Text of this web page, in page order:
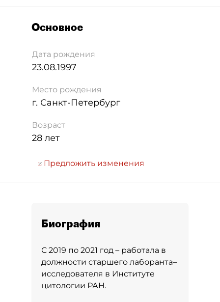
Основное
Дата рождения
23.08.1997
Место рождения
г. Санкт-Петербург
Возраст
28 лет
Предложить изменения
Биография
С 2019 по 2021 год – работала в
должности старшего лаборанта–
исследователя в Институте
цитологии РАН.